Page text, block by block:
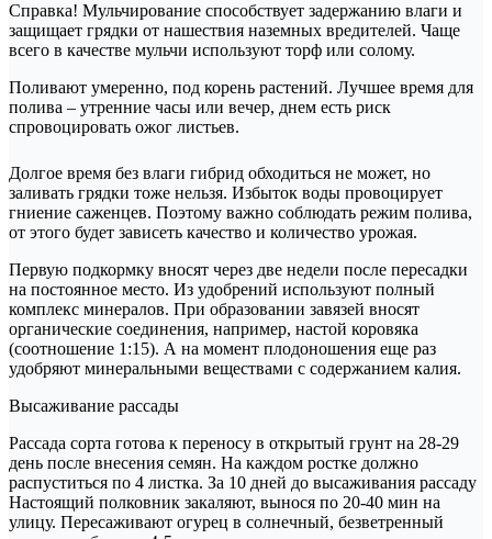
Справка! Мульчирование способствует задержанию влаги и
защищает грядки от нашествия наземных вредителей. Чаще
всего в качестве мульчи используют торф или солому.
Поливают умеренно, под корень растений. Лучшее время для
полива – утренние часы или вечер, днем есть риск
спровоцировать ожог листьев.
Долгое время без влаги гибрид обходиться не может, но
заливать грядки тоже нельзя. Избыток воды провоцирует
гниение саженцев. Поэтому важно соблюдать режим полива,
от этого будет зависеть качество и количество урожая.
Первую подкормку вносят через две недели после пересадки
на постоянное место. Из удобрений используют полный
комплекс минералов. При образовании завязей вносят
органические соединения, например, настой коровяка
(соотношение 1:15). А на момент плодоношения еще раз
удобряют минеральными веществами с содержанием калия.
Высаживание рассады
Рассада сорта готова к переносу в открытый грунт на 28-29
день после внесения семян. На каждом ростке должно
распуститься по 4 листка. За 10 дней до высаживания рассаду
Настоящий полковник закаляют, вынося по 20-40 мин на
улицу. Пересаживают огурец в солнечный, безветренный